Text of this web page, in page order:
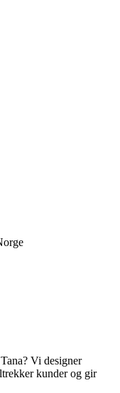
Vi designer
kunder og gir